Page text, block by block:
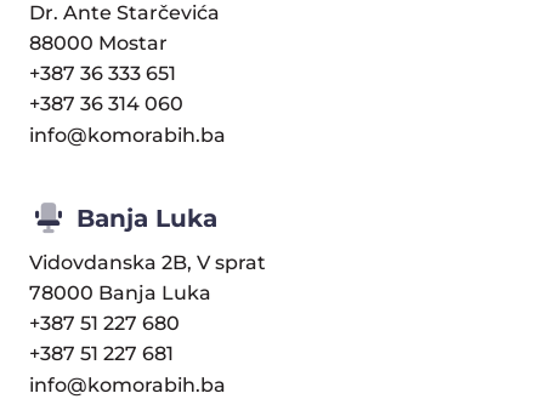
Dr. Ante Starčevića
88000 Mostar
+387 36 333 651
+387 36 314 060
info@komorabih.ba
Banja Luka
Vidovdanska 2B, V sprat
78000 Banja Luka
+387 51 227 680
+387 51 227 681
info@komorabih.ba